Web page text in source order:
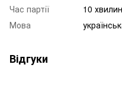
Час партії
10 хвилин
Мова
Відгуки